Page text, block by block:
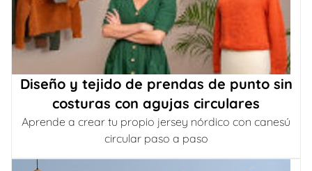
Diseño y tejido de prendas de punto sin
costuras con agujas circulares
Aprende a crear tu propio jersey nórdico con canesú
circular paso a paso